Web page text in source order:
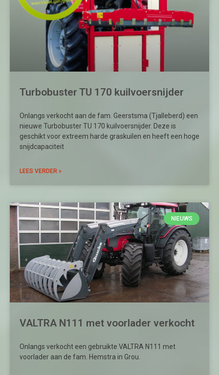
Turbobuster TU 170 kuilvoersnijder
Onlangs verkocht aan de fam. Geerstsma (Tjalleberd) een
nieuwe Turbobuster TU 170 kuilvoersnijder. Deze is
geschikt voor extreem harde graskuilen en heeft een hoge
snijdcapaciteit
LEES VERDER »
NIEUWS
VALTRA N111 met voorlader verkocht
Onlangs verkocht een gebruikte VALTRA N111 met
voorlader aan de fam. Hemstra in Grou.